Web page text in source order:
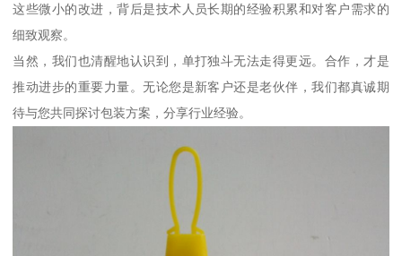
这些微小的改进，背后是技术人员长期的经验积累和对客户需求的
细致观察。
当然，我们也清醒地认识到，单打独斗无法走得更远。合作，才是
推动进步的重要力量。无论您是新客户还是老伙伴，我们都真诚期
待与您共同探讨包装方案，分享行业经验。